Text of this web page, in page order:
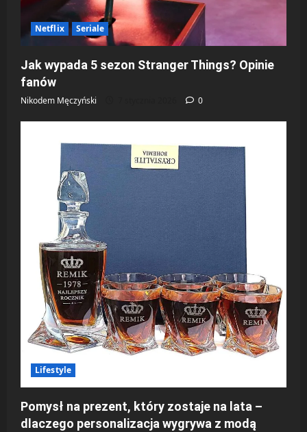
Netflix Seriale
Jak wypada 5 sezon Stranger Things? Opinie
fanów
Nikodem Męczyński 0
Lifestyle
Pomysł na prezent, który zostaje na lata –
dlaczego personalizacja wygrywa z modą